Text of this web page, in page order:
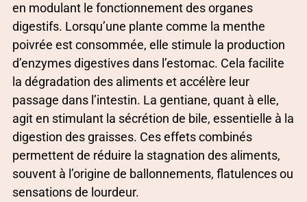
en modulant le fonctionnement des organes
digestifs. Lorsqu’une plante comme la menthe
poivrée est consommée, elle stimule la production
d’enzymes digestives dans l’estomac. Cela facilite
la dégradation des aliments et accélère leur
passage dans l’intestin. La gentiane, quant à elle,
agit en stimulant la sécrétion de bile, essentielle à la
digestion des graisses. Ces effets combinés
permettent de réduire la stagnation des aliments,
souvent à l’origine de ballonnements, flatulences ou
sensations de lourdeur.